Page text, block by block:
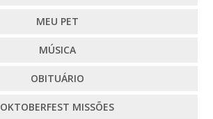
MEU PET
MÚSICA
OBITUÁRIO
OKTOBERFEST MISSÕES